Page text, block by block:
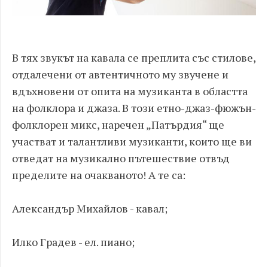
В тях звукът на кавала се преплита със стилове,
отдалечени от автентичното му звучене и
вдъхновени от опита на музиканта в областта
на фолклора и джаза. В този етно-джаз-фюжън-
фолклорен микс, наречен „Патърдия“ ще
участват и талантливи музиканти, които ще ви
отведат на музикално пътешествие отвъд
пределите на очакваното! А те са:
Александър Михайлов - кавал;
Илко Градев - ел. пиано;